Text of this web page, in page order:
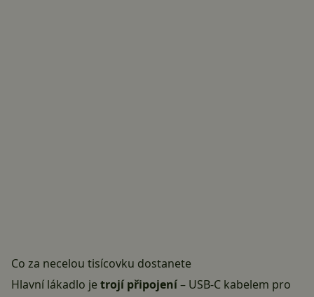
Co za necelou tisícovku dostanete
Hlavní lákadlo jetrojí připojení– USB-C kabelem pro